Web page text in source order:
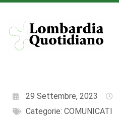
29 Settembre, 2023
Categorie: COMUNICATI